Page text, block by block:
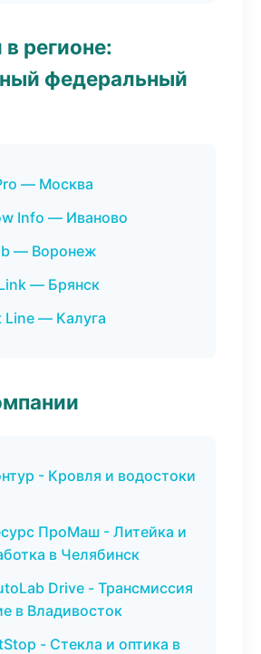
регионе:
федеральный
— Москва
Info — Иваново
— Воронеж
— Брянск
Line — Калуга
- Кровля и водостоки
ПроМаш - Литейка и
в Челябинск
Drive - Трансмиссия
в Владивосток
- Стекла и оптика в